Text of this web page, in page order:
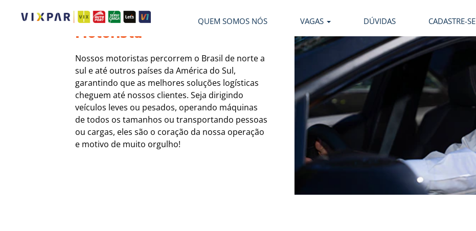
QUEM SOMOS NÓS VAGAS DÚVIDAS CADASTRE-SE
Motorista
Nossos motoristas percorrem o Brasil de norte a
sul e até outros países da América do Sul,
garantindo que as melhores soluções logísticas
cheguem até nossos clientes. Seja dirigindo
veículos leves ou pesados, operando máquinas
de todos os tamanhos ou transportando pessoas
ou cargas, eles são o coração da nossa operação
e motivo de muito orgulho!